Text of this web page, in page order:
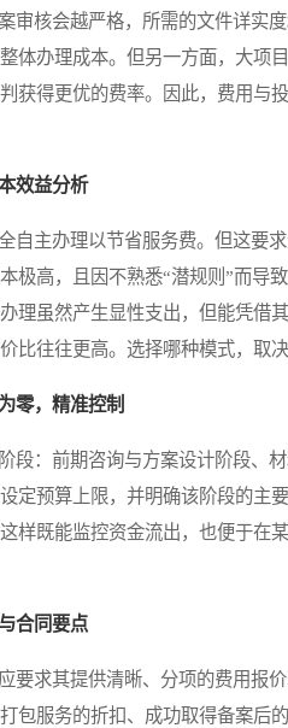
核会越严格，所需的文件详实
体办理成本。但另一方面，大项
获得更优的费率。因此，费用与
效益分析
主办理以节省服务费。但这要
极高，且因不熟悉“潜规则”而导
理虽然产生显性支出，但能凭借
比往往更高。选择哪种模式，取
零，精准控制
：前期咨询与方案设计阶段、
定预算上限，并明确该阶段的主
样既能监控资金流出，也便于在
合同要点
求其提供清晰、分项的费用报
包服务的折扣、成功取得备案后